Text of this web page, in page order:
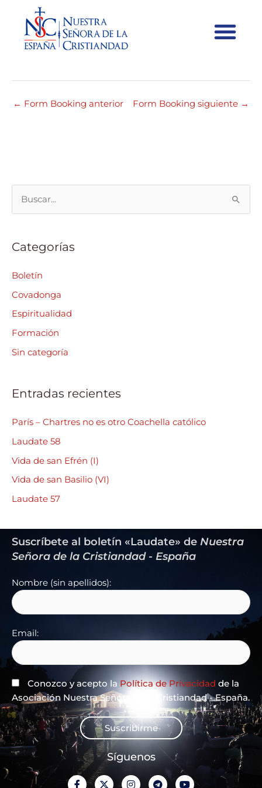
#35630 12:00 – 13:00
← Form Booking anterior Form Booking siguiente →
c
a
r
:
Categorías
Boletín
Covadonga
Espiritualidad
Formación
Sin categoría
Entradas recientes
París – Chartres no es otro Coachella católico
Laudate 58
Vida de san Efrén (I)
Vida de san Basilio (VI)
Laudate 57
Suscríbete al boletín «Laudate» de Nuestra
Señora de la Cristiandad - España
Nombre (sin apellidos):
Email:
Conozco y acepto la Política de Privacidad de la
Asociación Nuestra Señora de la Cristiandad - España.
Suscribirme
Síguenos
F
X
I
T
Y